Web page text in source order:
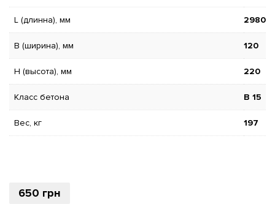
L (длинна), мм 2980
B (ширина), мм 120
H (высота), мм 220
Класс бетона В 15
Вес, кг 197
650 грн